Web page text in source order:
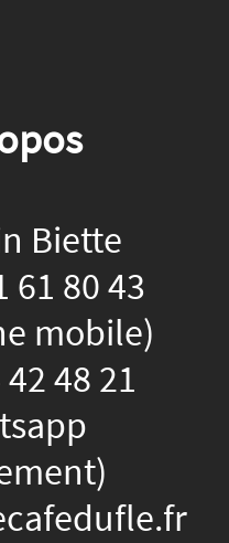
Biette
61 80 43
mobile)
48 21